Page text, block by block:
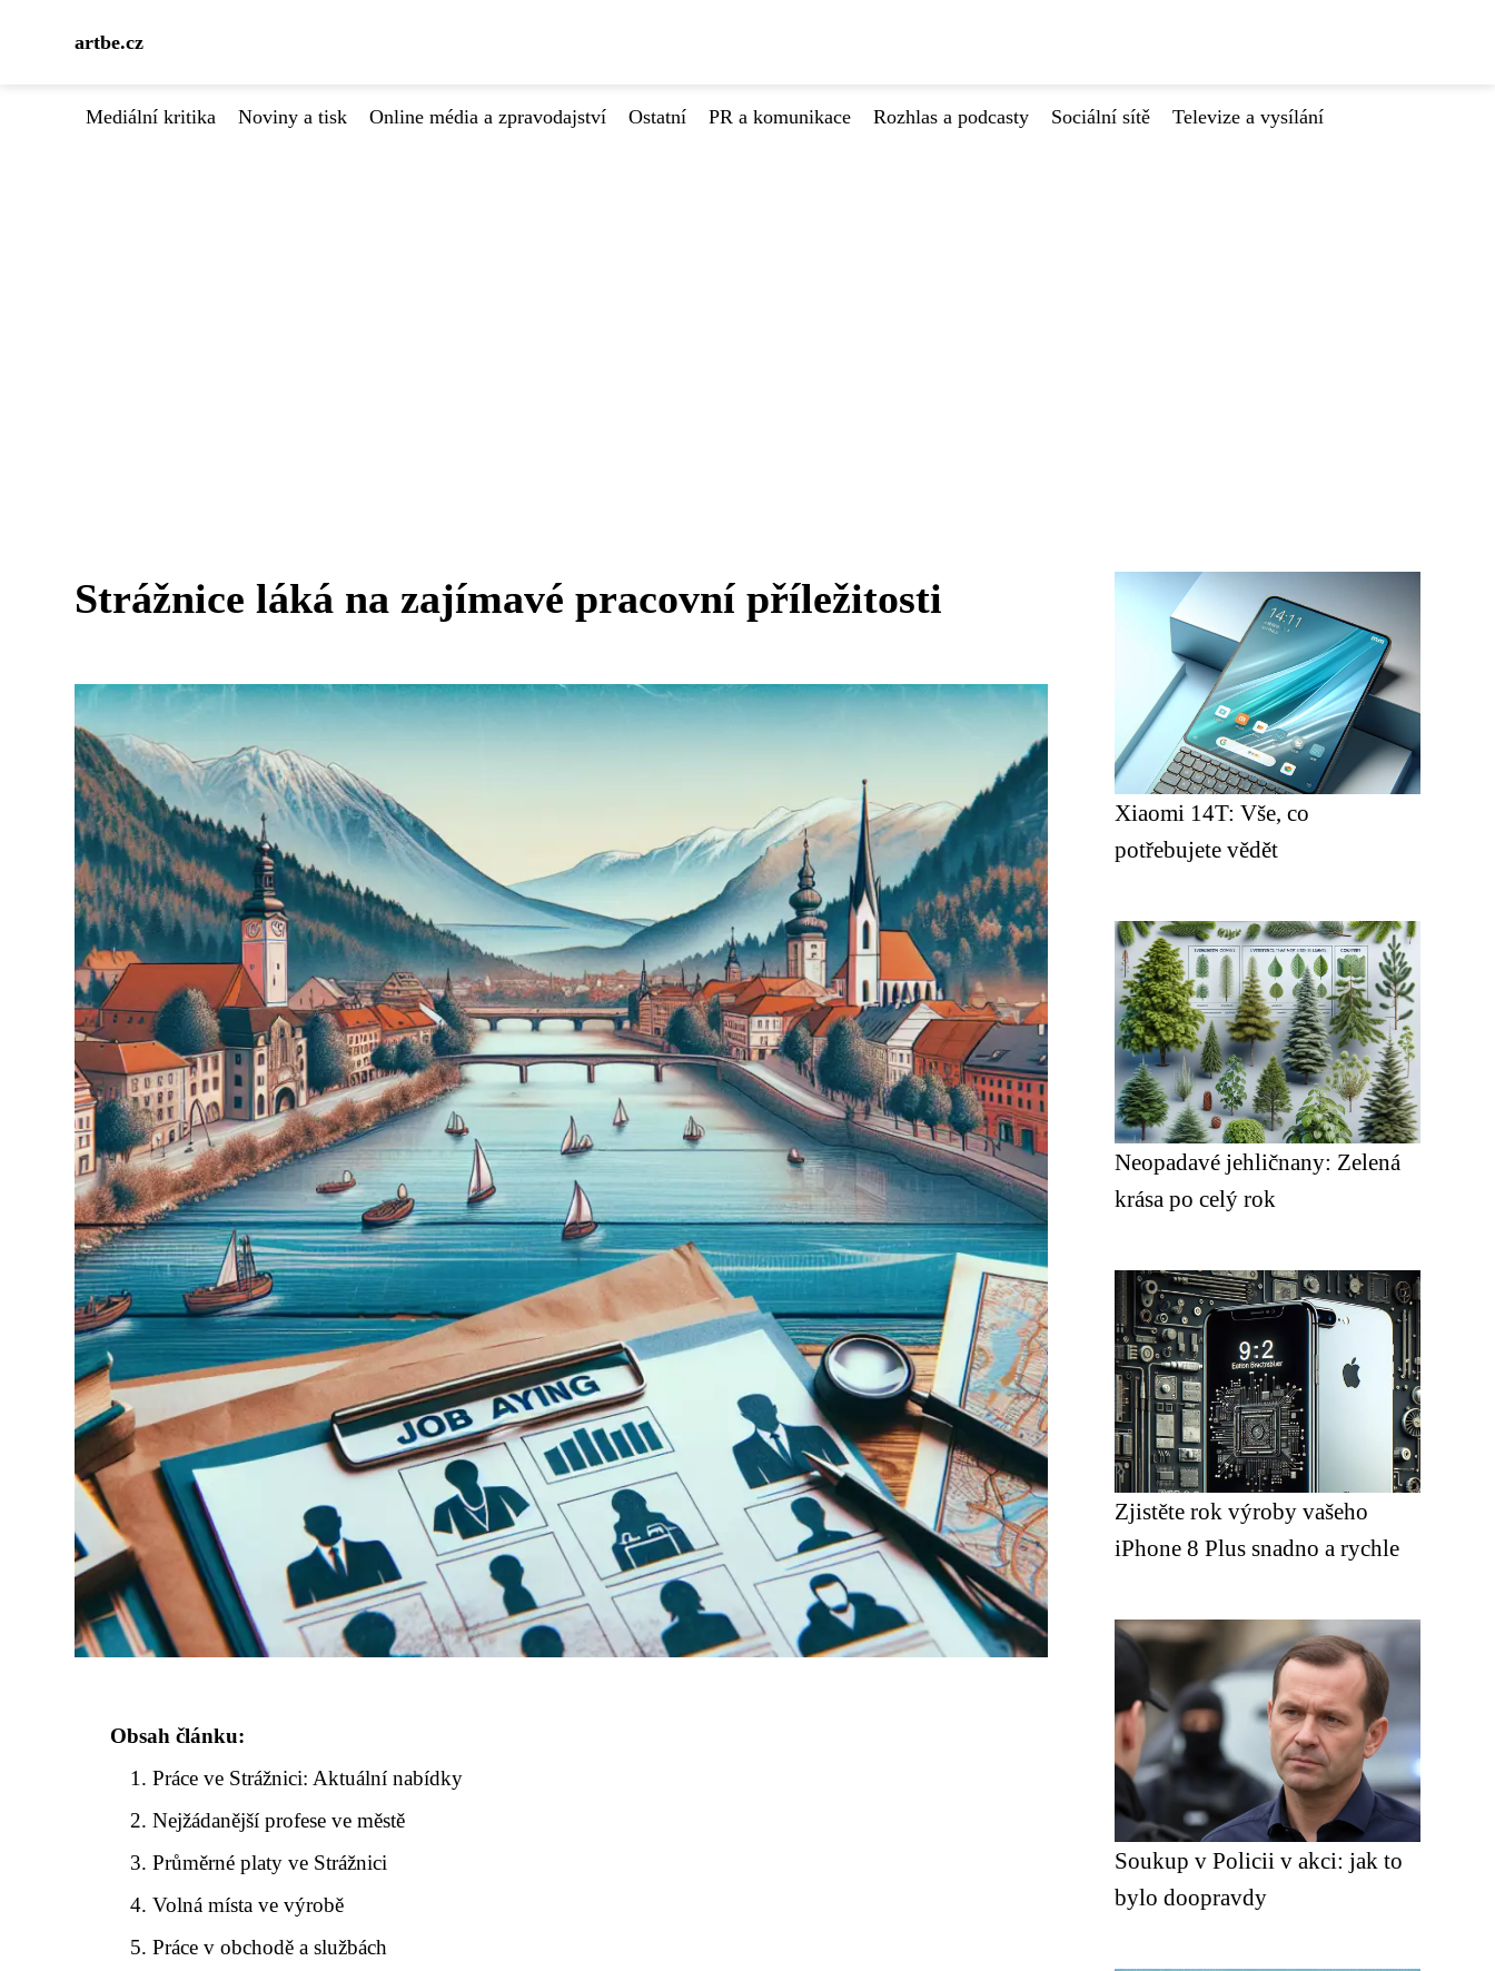
artbe.cz
Mediální kritika Noviny a tisk Online média a zpravodajství Ostatní PR a komunikace Rozhlas a podcasty Sociální sítě Televize a vysílání
Strážnice láká na zajímavé pracovní příležitosti
Obsah článku:
Práce ve Strážnici: Aktuální nabídky
Nejžádanější profese ve městě
Průměrné platy ve Strážnici
Volná místa ve výrobě
Práce v obchodě a službách
Xiaomi 14T: Vše, co
potřebujete vědět
Neopadavé jehličnany: Zelená
krása po celý rok
Zjistěte rok výroby vašeho
iPhone 8 Plus snadno a rychle
Soukup v Policii v akci: jak to
bylo doopravdy